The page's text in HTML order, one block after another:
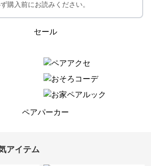
購入前にお読みください。
アイテム